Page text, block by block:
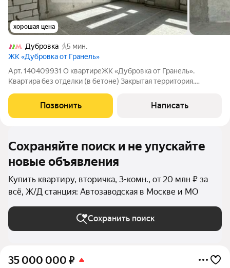
хорошая цена
Дубровка
5 мин.
ЖК «Дубровка от Гранель»
Арт. 140409931 О квартиреЖК «Дубровка от Гранель».
Квартира без отделки (в бетоне) Закрытая территория.
Благоустроенный двор с детскими и спортивными
площадками. ТранспортМетро Дубровка 5 минут пешком.
Позвонить Написать
Сохраняйте поиск и не упускайте
новые объявления
Купить квартиру, вторичка, 3-комн., от 20 млн ₽ за
всё, Ж/Д станция: Автозаводская в Москве и МО
Сохранить поиск
35 000 000 ₽